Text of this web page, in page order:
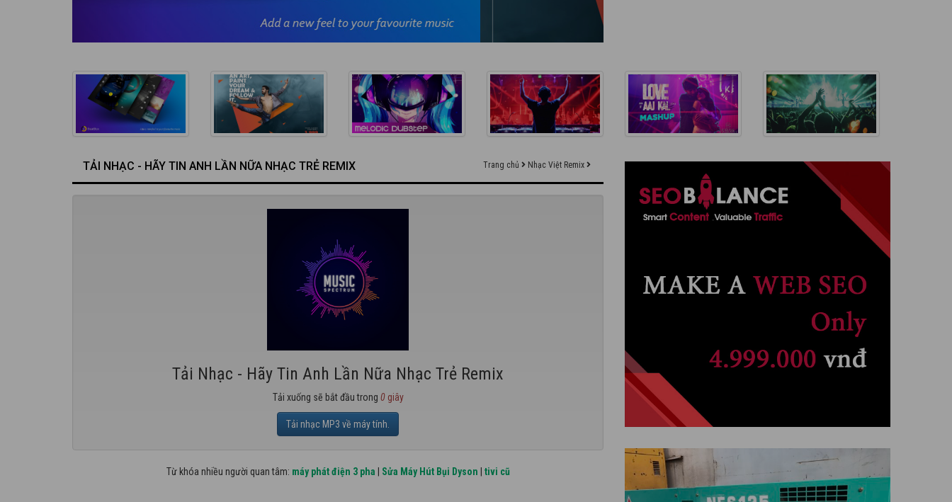
TẢI NHẠC - HÃY TIN ANH LẦN NỮA NHẠC TRẺ REMIX Trang chủ Nhạc Việt Remix
Tải Nhạc - Hãy Tin Anh Lần Nữa Nhạc Trẻ Remix
Tải xuống sẽ bắt đầu trong 0giây
Tải nhạc MP3 về máy tính.
Từ khóa nhiều người quan tâm: máy phát điện 3 pha Sửa Máy Hút Bụi Dyson tivi cũ